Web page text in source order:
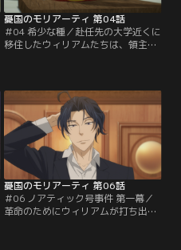
憂国のモリアーティ 第04話
＃04 希少な種／赴任先の大学近くに
移住したウィリアムたちは、領主の
物が集められていた。植物の世話を
任されているのは庭師のバートンと
いう男。ウィリアムは、彼の妻のミ
シェルが子爵を深く恨んでいると聞
いたことを思い出す。しかし子爵に
横柄な態度で頤使されても…。
憂国のモリアーティ 第06話
＃06 ノアティック号事件 第一幕／
革命のためにウィリアムが打ち出し